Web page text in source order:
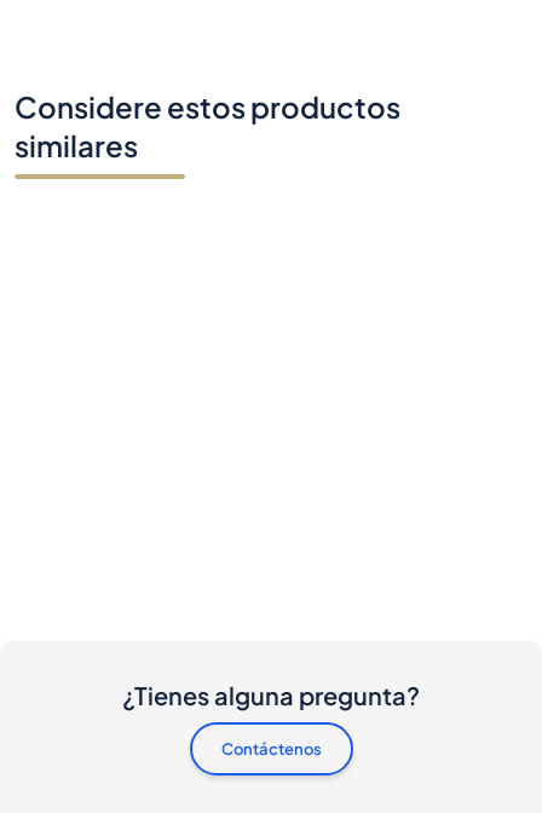
Considere estos productos
similares
¿Tienes alguna pregunta?
Contáctenos